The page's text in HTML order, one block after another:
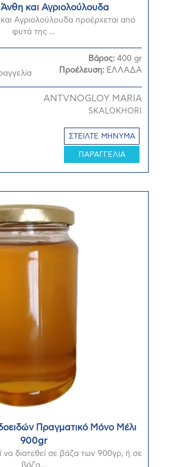
και Αγριολούλουδα
Αγριολούλουδα προέρχεται από
φυτά της ...
Βάρος: 400 gr
Προέλευση: ΕΛΛΑΔΑ
ANTVNOGLOY MARIA
SKALOKHORI
ΣΤΕΙΛΤΕ ΜΗΝΥΜΑ
ΠΑΡΑΓΓΕΛΙΑ
Πραγματικό Μόνο Μέλι
900gr
να διατεθεί σε βάζα των 900γρ, ή σε